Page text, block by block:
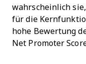
wahrscheinlich
für die
hohe Bewertung
Net Promoter